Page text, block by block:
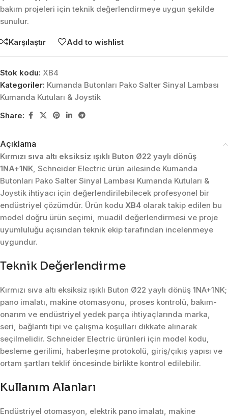
bakım projeleri için teknik değerlendirmeye uygun şekilde
sunulur.
Karşılaştır Add to wishlist
Stok kodu: XB4
Kategoriler: Kumanda Butonları Pako Salter Sinyal Lambası
Kumanda Kutuları & Joystik
Share:
Açıklama
Kırmızı sıva altı eksiksiz ışıklı Buton Ø22 yaylı dönüş
1NA+1NK, Schneider Electric ürün ailesinde Kumanda
Butonları Pako Salter Sinyal Lambası Kumanda Kutuları &
Joystik ihtiyacı için değerlendirilebilecek profesyonel bir
endüstriyel çözümdür. Ürün kodu XB4 olarak takip edilen bu
model doğru ürün seçimi, muadil değerlendirmesi ve proje
uyumluluğu açısından teknik ekip tarafından incelenmeye
uygundur.
Teknik Değerlendirme
Kırmızı sıva altı eksiksiz ışıklı Buton Ø22 yaylı dönüş 1NA+1NK;
pano imalatı, makine otomasyonu, proses kontrolü, bakım-
onarım ve endüstriyel yedek parça ihtiyaçlarında marka,
seri, bağlantı tipi ve çalışma koşulları dikkate alınarak
seçilmelidir. Schneider Electric ürünleri için model kodu,
besleme gerilimi, haberleşme protokolü, giriş/çıkış yapısı ve
ortam şartları teklif öncesinde birlikte kontrol edilebilir.
Kullanım Alanları
Endüstriyel otomasyon, elektrik pano imalatı, makine